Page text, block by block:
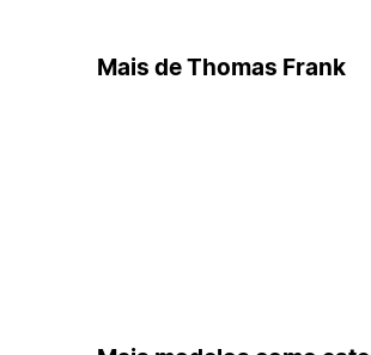
Mais de Thomas Frank